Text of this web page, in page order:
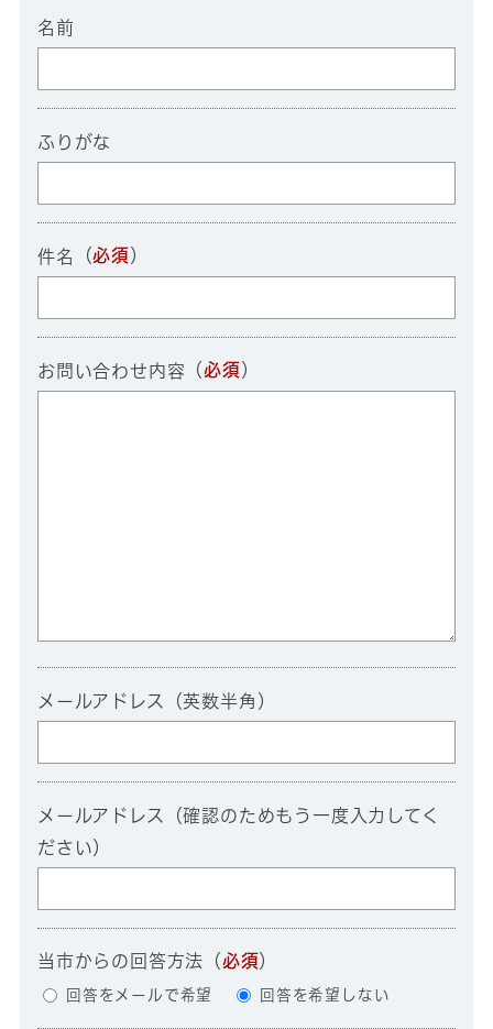
名前
ふりがな
件名 （必須 ）
お問い合わせ内容 （必須 ）
メールアドレス（英数半角）
メールアドレス（確認のためもう一度入力してく
ださい）
当市からの回答方法 （必須）
回答をメールで希望 回答を希望しない